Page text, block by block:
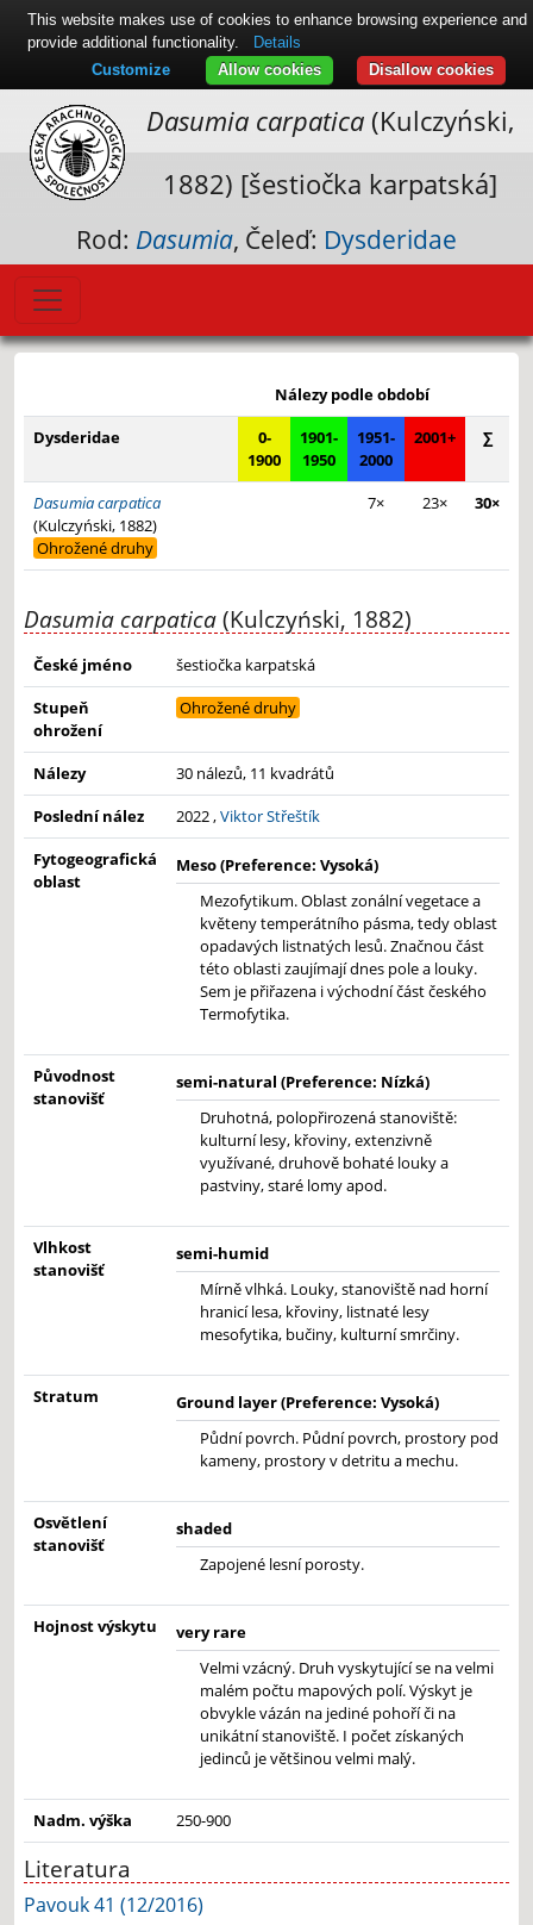
Dasumia carpatica(Kulczyński,
1882) [šestiočka karpatská]
Rod: Dasumia, Čeleď: Dysderidae
−
Leaflet|© Seznam.cz a.s. a další
Nálezy podle období
Dysderidae
0-
1900
1901-
1950
1951-
2000
2001+ ∑
Dasumia carpatica
(Kulczyński, 1882)
Ohrožené druhy
7× 23× 30×
Dasumia carpatica(Kulczyński, 1882)
České jméno
šestiočka karpatská
Stupeň
ohrožení
Ohrožené druhy
Nálezy
30 nálezů, 11 kvadrátů
Poslední nález
2022 ,Viktor Střeštík
Fytogeografická
oblast
Meso (Preference: Vysoká)
Mezofytikum. Oblast zonální vegetace a
květeny temperátního pásma, tedy oblast
opadavých listnatých lesů. Značnou část
této oblasti zaujímají dnes pole a louky.
Sem je přiřazena i východní část českého
Termofytika.
Původnost
stanovišť
semi-natural (Preference: Nízká)
Druhotná, polopřirozená stanoviště:
kulturní lesy, křoviny, extenzivně
využívané, druhově bohaté louky a
pastviny, staré lomy apod.
Vlhkost
stanovišť
semi-humid
Mírně vlhká. Louky, stanoviště nad horní
hranicí lesa, křoviny, listnaté lesy
mesofytika, bučiny, kulturní smrčiny.
Stratum
Ground layer (Preference: Vysoká)
Půdní povrch. Půdní povrch, prostory pod
kameny, prostory v detritu a mechu.
Osvětlení
stanovišť
shaded
Zapojené lesní porosty.
Hojnost výskytu
very rare
Velmi vzácný. Druh vyskytující se na velmi
malém počtu mapových polí. Výskyt je
obvykle vázán na jediné pohoří či na
unikátní stanoviště. I počet získaných
jedinců je většinou velmi malý.
Nadm. výška 250-900
Literatura
Pavouk 41 (12/2016)
This website makes use of cookies to enhance browsing experience and
provide additional functionality.
Details
Disallow cookies
Allow cookies
Customize